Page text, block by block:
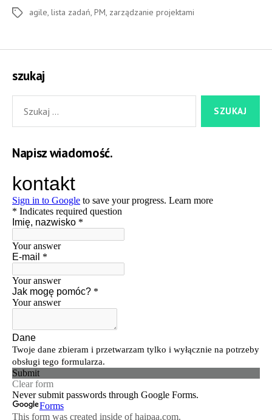
wpisu
Tagi
agile, lista zadań, PM, zarządzanie projektami
szukaj
Napisz wiadomość.